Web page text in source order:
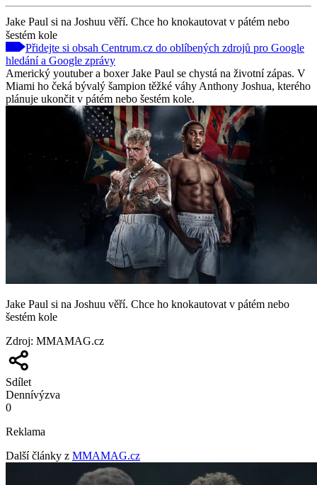
Jake Paul si na Joshuu věří. Chce ho knokautovat v pátém nebo
šestém kole
Přidejte si obsah Centrum.cz do oblíbených zdrojů pro Google
hledání a Google zprávy
Americký youtuber a boxer Jake Paul se chystá na životní zápas. V
Miami ho čeká bývalý šampion těžké váhy Anthony Joshua, kterého
plánuje ukončit v pátém nebo šestém kole.
Jake Paul si na Joshuu věří. Chce ho knokautovat v pátém nebo
šestém kole
Zdroj: MMAMAG.cz
Sdílet
Dennívýzva
0
Reklama
Další články z MMAMAG.cz